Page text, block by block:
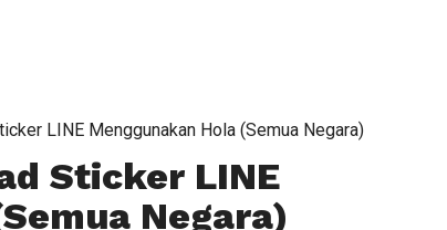
LINE Menggunakan Hola (Semua Negara)
Sticker LINE
Negara)